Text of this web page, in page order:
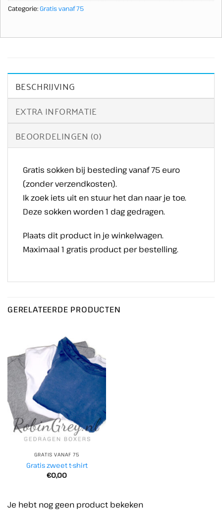
Categorie:Gratis vanaf 75
BESCHRIJVING
EXTRA INFORMATIE
BEOORDELINGEN (0)
Gratis sokken bij besteding vanaf 75 euro
(zonder verzendkosten).
Ik zoek iets uit en stuur het dan naar je toe.
Deze sokken worden 1 dag gedragen.
Plaats dit product in je winkelwagen.
Maximaal 1 gratis product per bestelling.
GERELATEERDE PRODUCTEN
GRATIS VANAF 75
Gratis zweet t-shirt
€0,00
Je hebt nog geen product bekeken